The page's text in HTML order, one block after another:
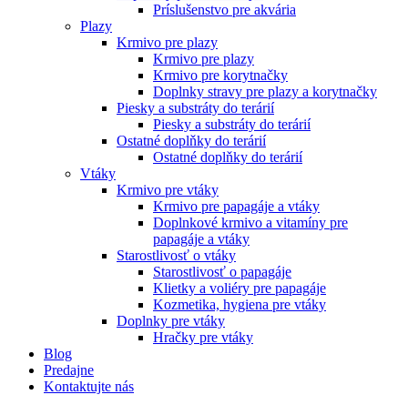
Príslušenstvo pre akvária
Plazy
Krmivo pre plazy
Krmivo pre plazy
Krmivo pre korytnačky
Doplnky stravy pre plazy a korytnačky
Piesky a substráty do terárií
Piesky a substráty do terárií
Ostatné doplňky do terárií
Ostatné doplňky do terárií
Vtáky
Krmivo pre vtáky
Krmivo pre papagáje a vtáky
Doplnkové krmivo a vitamíny pre
papagáje a vtáky
Starostlivosť o vtáky
Starostlivosť o papagáje
Klietky a voliéry pre papagáje
Kozmetika, hygiena pre vtáky
Doplnky pre vtáky
Hračky pre vtáky
Blog
Predajne
Kontaktujte nás